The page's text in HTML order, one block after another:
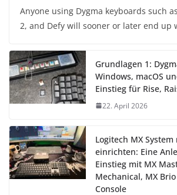
Anyone using Dygma keyboards such
2, and Defy will sooner or later end up
Grundlagen 1:
Windows, macOS
Einstieg für Rise,
22. April 2026
Logitech MX
einrichten: Eine
Einstieg mit MX
Mechanical, MX
Console